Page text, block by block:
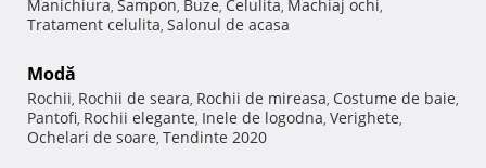
Manichiura, Sampon, Buze, Celulita, Machiaj ochi,
Tratament celulita, Salonul de acasa
Modă
Rochii, Rochii de seara, Rochii de mireasa, Costume de baie,
Pantofi, Rochii elegante, Inele de logodna, Verighete,
Ochelari de soare, Tendinte 2020